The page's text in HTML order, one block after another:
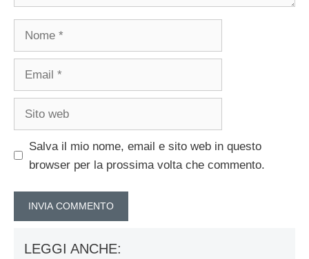
Salva il mio nome, email e sito web in questo
browser per la prossima volta che commento.
LEGGI ANCHE: